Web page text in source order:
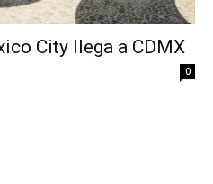
City llega a CDMX
0